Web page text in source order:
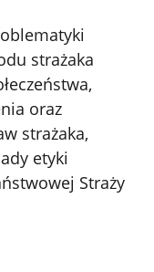
strażaka
oraz
strażaka,
etyki
Straży